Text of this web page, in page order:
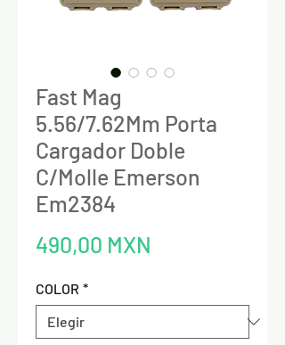
Fast Mag
5.56/7.62Mm Porta
Cargador Doble
C/Molle Emerson
Em2384
490,00 MXN
COLOR *